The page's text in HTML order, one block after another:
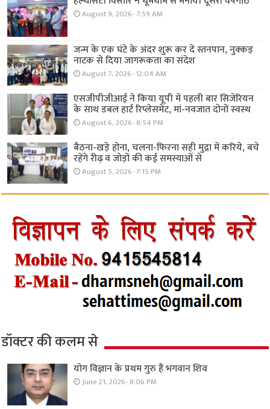
August 9, 2026- 7:59 AM
जन्म के एक घंटे के अंदर शुरू कर दें स्तनपान, नुक्कड़
नाटक से दिया जागरूकता का संदेश
August 7, 2026- 12:04 AM
एसजीपीजीआई ने किया यूपी में पहली बार सिजेरियन
के साथ डबल हार्ट रिप्लेसमेंट, मां-नवजात दोनों स्वस्थ
August 6, 2026- 8:54 PM
बैठना-खड़े होना, चलना-फिरना सही मुद्रा में करिये, बचे
रहेंगे रीढ़ व जोड़ों की कई समस्याओं से
August 5, 2026- 7:15 PM
डॉक्टर की कलम से
योग विज्ञान के प्रथम गुरु हैं भगवान शिव
June 21, 2026- 8:06 PM